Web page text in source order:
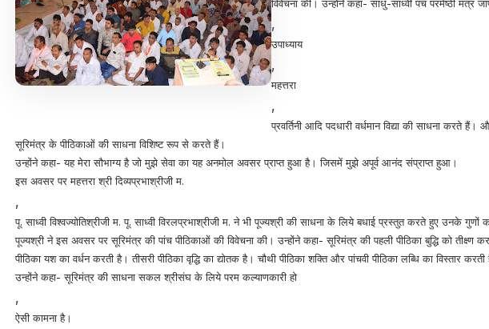
विवेचना की। उन्होंने कहा- साधु-साध्वी पंच परमेष्ठी मंत्र
,
उपाध्याय
,
महत्तरा
,
प्रवर्तिनी आदि पदधारी वर्धमान विद्या की साधना करते हैं।
सूरिमंत्र के पीठिकाओं की साधना विशिष्ट रूप से करते हैं।
उन्होंने कहा- यह मेरा सौभाग्य है जो मुझे सेवा का यह अनमोल अवसर प्राप्त हुआ है। जिसमें मुझे अपूर्व आनंद संप्राप्त हुआ।
इस अवसर पर महत्तरा श्री दिव्यप्रभाश्रीजी म.
,
पू. साध्वी विश्वज्योतिश्रीजी म. पू. साध्वी विरलप्रभाश्रीजी म. ने भी पूज्यश्री की साधना के लिये बधाई प्रस्तुत करते हुए उनके गुणों
पूज्यश्री ने इस अवसर पर सूरिमंत्र की पांच पीठिकाओं की विवेचना की। उन्होंने कहा- सूरिमंत्र की पहली पीठिका बुद्धि को तीक्ष्ण
पीठिका यश का वर्धन करती है। तीसरी पीठिका वृद्धि का द्योतक है। चौथी पीठिका शक्ति और पांचवी पीठिका लब्धि का विस्तार करती
उन्होंने कहा- सूरिमंत्र की साधना सकल श्रीसंघ के लिये परम कल्याणकारी हो
,
ऐसी कामना है।